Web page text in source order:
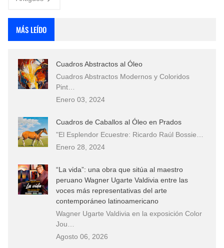
MÁS LEÍDO
Cuadros Abstractos al Óleo
Cuadros Abstractos Modernos y Coloridos
Pint…
Enero 03, 2024
Cuadros de Caballos al Óleo en Prados
"El Esplendor Ecuestre: Ricardo Raúl Bossie…
Enero 28, 2024
“La vida”: una obra que sitúa al maestro
peruano Wagner Ugarte Valdivia entre las
voces más representativas del arte
contemporáneo latinoamericano
Wagner Ugarte Valdivia en la exposición Color
Jou…
Agosto 06, 2026